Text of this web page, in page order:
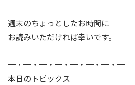
週末のちょっとしたお時間に
お読みいただければ幸いです。
━・━・━・━・━・━・━・━
本日のトピックス